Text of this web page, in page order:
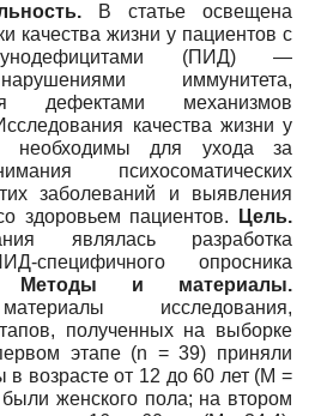
В статье освещена
качества жизни у пациентов с
(ПИД) —
иммунитета,
дефектами механизмов
качества жизни у
для ухода за
психосоматических
заболеваний и выявления
здоровьем пациентов.
Цель.
являлась разработка
специфичного опросника
Методы и материалы.
исследования,
полученных на выборке
этапе (n = 39) приняли
в возрасте от 12 до 60 лет (M =
женского пола; на втором